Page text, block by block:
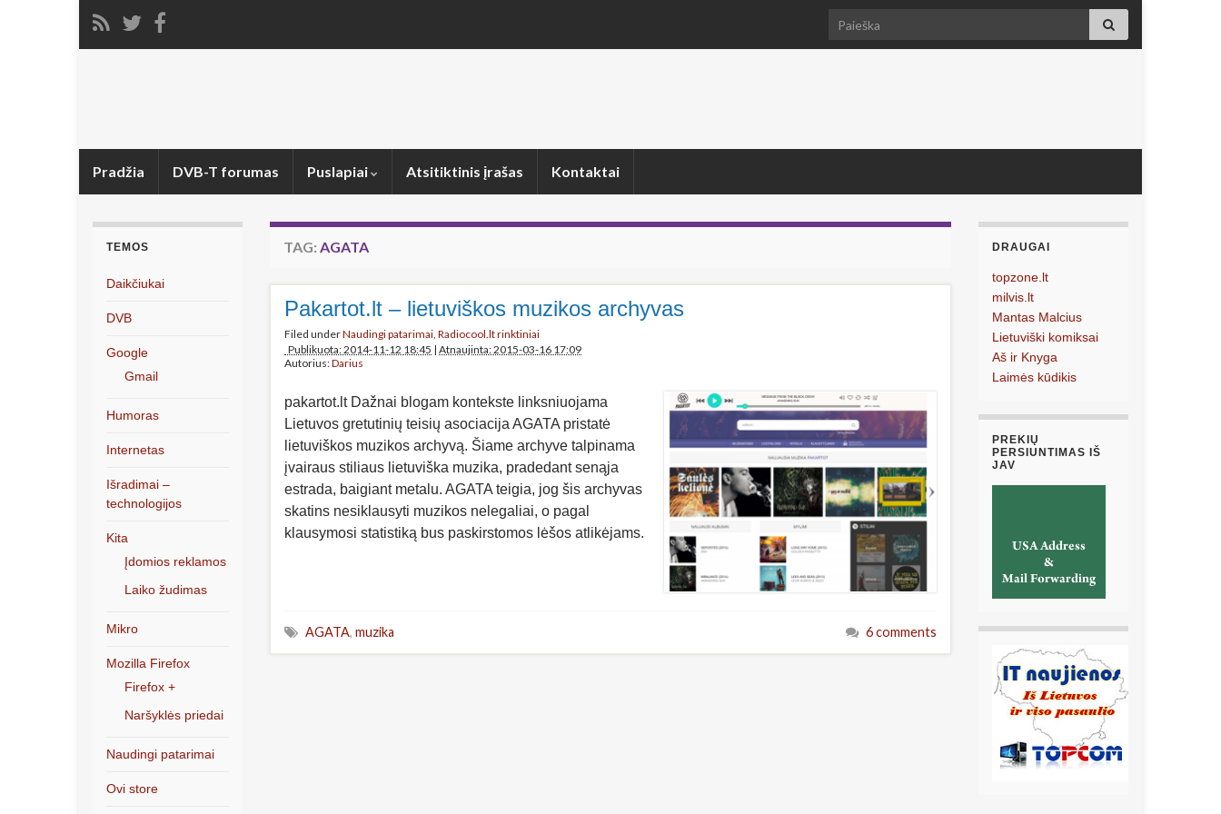
Search for:
Pradžia DVB-T forumas Puslapiai Atsitiktinis įrašas Kontaktai
TAG: AGATA
Pakartot.lt – lietuviškos muzikos archyvas
Filed underNaudingi patarimai, Radiocool.lt rinktiniai
Publikuota: 2014-11-12 18:45 | Atnaujinta: 2015-03-16 17:09
Autorius:Darius
pakartot.lt Dažnai blogam kontekste linksniuojama
Lietuvos gretutinių teisių asociacija AGATA pristatė
lietuviškos muzikos archyvą. Šiame archyve talpinama
įvairaus stiliaus lietuviška muzika, pradedant senąja
estrada, baigiant metalu. AGATA teigia, jog šis archyvas
skatins nesiklausyti muzikos nelegaliai, o pagal
klausymosi statistiką bus paskirstomos lėšos atlikėjams.
AGATA, muzika 6 comments
TEMOS
Daikčiukai
DVB
Google
Gmail
Humoras
Internetas
Išradimai –
technologijos
Kita
Įdomios reklamos
Laiko žudimas
Mikro
Mozilla Firefox
Firefox +
Naršyklės priedai
Naudingi patarimai
Ovi store
DRAUGAI
topzone.lt
milvis.lt
Mantas Malcius
Lietuviški komiksai
Aš ir Knyga
Laimės kūdikis
PREKIŲ
PERSIUNTIMAS IŠ
JAV